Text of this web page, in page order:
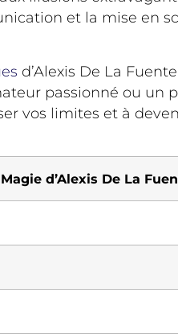
et la mise en
d’Alexis De La
passionné ou un
vos limites et à
d’Alexis De La